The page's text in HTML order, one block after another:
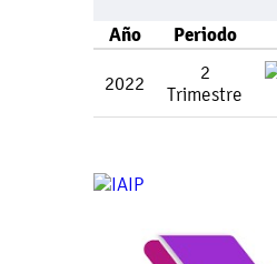
Año Periodo
2022
2
Trimestre